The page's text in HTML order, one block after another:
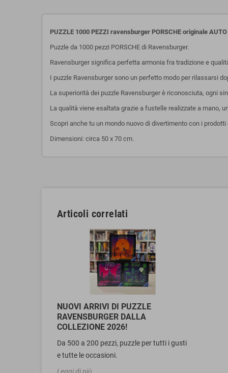
PUZZLE 1000 PEZZI ravensburger PORSCHE originale AUTO
Puzzle da 1000 pezzi PORSCHE di Ravensburger.
Ravensburger significa perfetta armonia fra tradizione e
I puzzle Ravensburger sono un perfetto modo per rilassarsi
La superiorità dei puzzle Ravensburger è riconosciuta, ogni
La qualità viene esaltata grazie a fustelle realizzate a mano,
Scopri anche tu un mondo nuovo di divertimento con i
Dimensioni: circa 50 x 70 cm.
Articoli correlati
NUOVI ARRIVI DI PUZZLE
RAVENSBURGER DALLA
COLLEZIONE 2026!
Da 500 a 200 pezzi, puzzle per tutti i gusti
e tutte le occasioni.
Leggi di più